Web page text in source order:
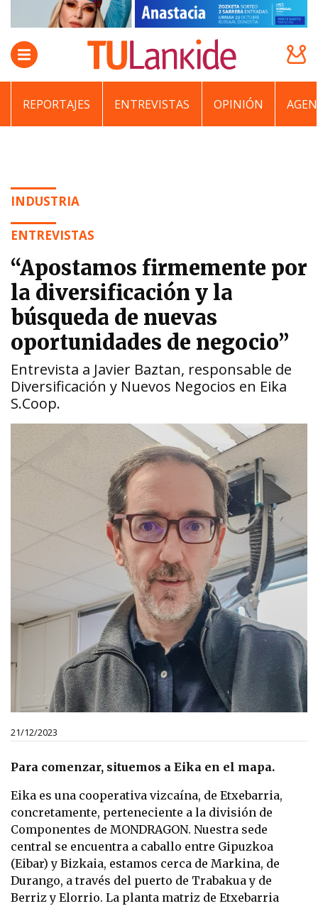
REPORTAJES ENTREVISTAS OPINIÓN
INDUSTRIA
ENTREVISTAS
“Apostamos firmemente por
la diversificación y la
búsqueda de nuevas
oportunidades de negocio”
Entrevista a Javier Baztan, responsable de
Diversificación y Nuevos Negocios en Eika
S.Coop.
21/12/2023
Para comenzar, situemos a Eika en el mapa.
Eika es una cooperativa vizcaína, de Etxebarria,
concretamente, perteneciente a la división de
Componentes de MONDRAGON. Nuestra sede
central se encuentra a caballo entre Gipuzkoa
(Eibar) y Bizkaia, estamos cerca de Markina, de
Durango, a través del puerto de Trabakua y de
Berriz y Elorrio. La planta matriz de Etxebarria